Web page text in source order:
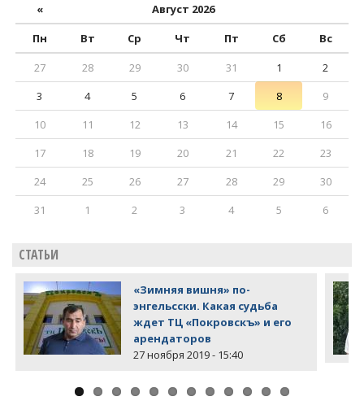
«
Август 2026
Пн
Вт Ср Чт Пт Сб
Вс
27
28 29 30 31 1
2
3
4 5 6 7 8
9
10
11 12 13 14 15
16
17
18 19 20 21 22
23
24
25 26 27 28 29
30
31
1 2 3 4 5 6
СТАТЬИ
«Зимняя вишня» по-
энгельсски. Какая судьба
ждет ТЦ «Покровскъ» и его
арендаторов
27 ноября 2019 - 15:40